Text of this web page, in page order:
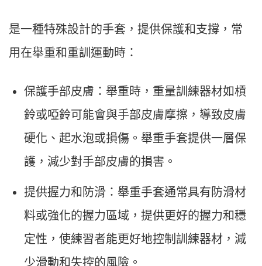
是一種特殊設計的手套，提供保護和支撐，常
用在舉重和重訓運動時：
保護手部皮膚：舉重時，重量訓練器材如槓
鈴或啞鈴可能會與手部皮膚摩擦，導致皮膚
硬化、起水泡或損傷。舉重手套提供一層保
護，減少對手部皮膚的損害。
提供握力和防滑：舉重手套通常具有防滑材
料或強化的握力區域，提供更好的握力和穩
定性，使練習者能更好地控制訓練器材，減
少滑動和失控的風險。